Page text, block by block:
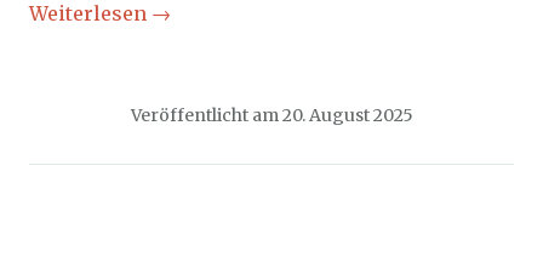
Weiterlesen →
Veröffentlicht am 20. August 2025